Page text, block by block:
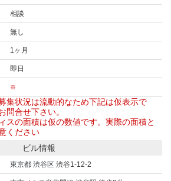
相談
無し
1ヶ月
即日
※
集状況は流動的なため下記は仮表示で
問合せ下さい。
スの面積は仮の数値です。実際の面積と
ください
ビル情報
東京都 渋谷区 渋谷1-12-2